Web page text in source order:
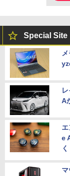
Special Site
A
e
く